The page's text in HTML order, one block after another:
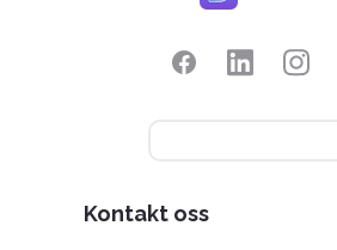
Kontakt oss